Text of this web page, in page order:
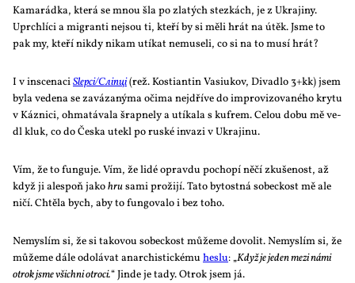
Ka­ma­rád­ka, kte­rá se mnou šla po zla­tých stez­kách, je z Ukra­ji­ny.
Uprchlí­ci a mi­gran­ti nejsou ti, kte­ří by si mě­li hrát na útěk. Jsme to
pak my, kte­ří ni­kdy ni­kam utí­kat ne­mu­se­li, co si na to mu­sí hrát?
I v in­sce­na­ciSlepci/Сліпці(rež. Kos­ti­an­tin Vasiu­kov, Di­va­dlo 3+kk) jsem
by­la ve­de­na se za­vá­za­ný­ma oči­ma nejdří­ve do im­pro­vi­zo­va­né­ho kry­tu
v Káz­nici, ohma­tá­va­la šrap­ne­ly a utí­ka­la s kufrem. Ce­lou do­bu mě ve­
dl kluk, co do Čes­ka ute­kl po rus­ké in­va­zi v Ukra­ji­nu.
Vím, že to fun­gu­je. Vím, že li­dé oprav­du po­cho­pí ně­čí zku­še­nost, až
když ji ale­spoň ja­kohrusa­mi pro­ži­jí. Ta­to by­tost­ná so­bec­kost mě ale
ni­čí. Chtě­la bych, aby to fun­go­va­lo i bez to­ho.
Ne­mys­lím si, že si ta­ko­vou so­bec­kost mů­že­me do­vo­lit. Ne­mys­lím si, že
mů­že­me dá­le odo­lá­vat anar­chis­tic­ké­mu heslu: „Když je je­den me­zi ná­mi
ot­rok jsme všich­ni ot­ro­ci.“ Jin­de je ta­dy. Ot­rok jsem já.